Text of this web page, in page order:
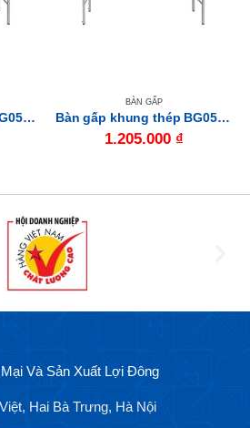
Bàn gấp khung thép BG05-514 có ngăn
BÀN GẤP
Bàn gấp khung thép BG05-518 có ngăn
1.205.000 ₫
Và Sản Xuất Lợi Đông
Hai Bà Trưng, Hà Nội